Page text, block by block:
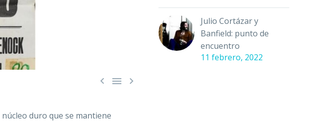
  
duro que se mantiene
Julio Cortázar y
Banfield: punto de
encuentro
11 febrero, 2022